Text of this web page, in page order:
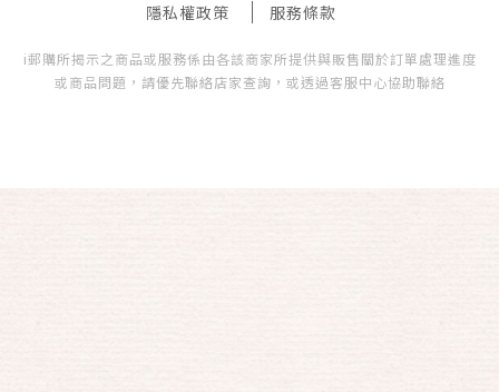
隱私權政策
服務條款
i郵購所揭示之商品或服務係由各該商家所提供與販售關於訂單處理進度
或商品問題，請優先聯絡店家查詢，或透過客服中心協助聯絡